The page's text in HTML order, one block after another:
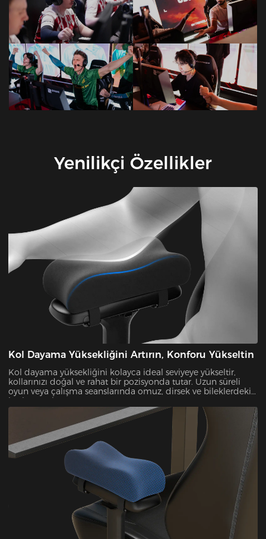
Yenilikçi Özellikler
Kol Dayama Yüksekliğini Artırın, Konforu Yükseltin
Kol dayama yüksekliğini kolayca ideal seviyeye yükseltir,
kollarınızı doğal ve rahat bir pozisyonda tutar. Uzun süreli
oyun veya çalışma seanslarında omuz, dirsek ve bileklerdeki
baskıyı azaltır.